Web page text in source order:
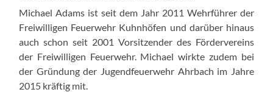
Michael Adams ist seit dem Jahr 2011 Wehrführer der
Freiwilligen Feuerwehr Kuhnhöfen und darüber hinaus
auch schon seit 2001 Vorsitzender des Fördervereins
der Freiwilligen Feuerwehr. Michael wirkte zudem bei
der Gründung der Jugendfeuerwehr Ahrbach im Jahre
2015 kräftig mit.